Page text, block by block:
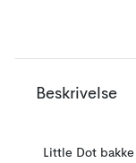
Beskrivelse
Little Dot